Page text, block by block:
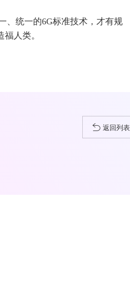
、统一的6G标准技术，才有规
福人类。
返回列表